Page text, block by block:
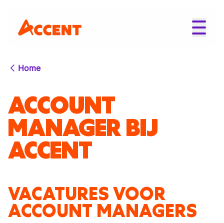
Home
ACCOUNT
MANAGER BIJ
ACCENT
VACATURES VOOR
ACCOUNT MANAGERS